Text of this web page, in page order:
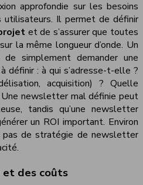
approfondie sur les besoins
utilisateurs. Il permet de définir
et de s’assurer que toutes
la même longueur d’onde. Un
simplement demander une
définir : à qui s’adresse-t-elle ?
acquisition) ? Quelle
Une newsletter mal définie peut
tandis qu’une newsletter
un ROI important. Environ
pas de stratégie de newsletter
et des coûts